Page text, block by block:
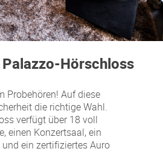
Hörschloss
Probehören! Auf diese
die richtige Wahl.
verfügt über 18 voll
einen Konzertsaal, ein
ein zertifiziertes Auro